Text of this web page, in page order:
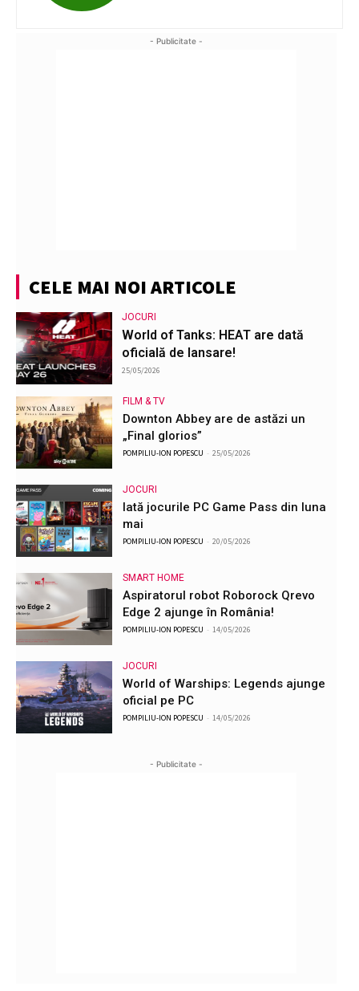
- Publicitate -
CELE MAI NOI ARTICOLE
JOCURI
World of Tanks: HEAT are dată
oficială de lansare!
25/05/2026
FILM & TV
Downton Abbey are de astăzi un
„Final glorios”
POMPILIU-ION POPESCU - 25/05/2026
JOCURI
Iată jocurile PC Game Pass din luna
mai
POMPILIU-ION POPESCU - 20/05/2026
SMART HOME
Aspiratorul robot Roborock Qrevo
Edge 2 ajunge în România!
POMPILIU-ION POPESCU - 14/05/2026
JOCURI
World of Warships: Legends ajunge
oficial pe PC
POMPILIU-ION POPESCU - 14/05/2026
- Publicitate -